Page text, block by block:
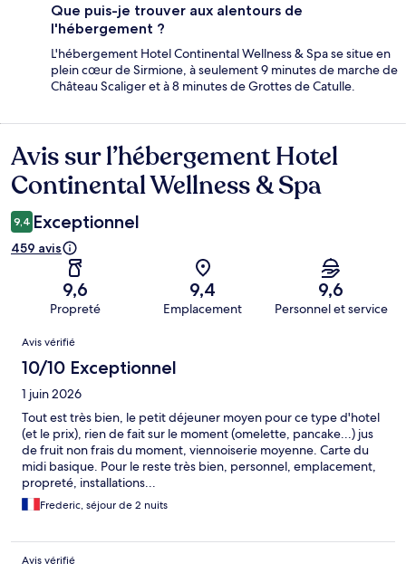
Que puis-je trouver aux alentours de
l'hébergement ?
L'hébergement Hotel Continental Wellness & Spa se situe en
plein cœur de Sirmione, à seulement 9 minutes de marche de
Château Scaliger et à 8 minutes de Grottes de Catulle.
Avis
Avis sur l’hébergement Hotel
Continental Wellness & Spa
9,4 Exceptionnel
459 avis
9,6
Propreté
9,4
Emplacement
9,6
Personnel et service
Avis
Avis vérifié
10/10 Exceptionnel
1 juin 2026
Tout est très bien, le petit déjeuner moyen pour ce type d'hotel
(et le prix), rien de fait sur le moment (omelette, pancake...) jus
de fruit non frais du moment, viennoiserie moyenne. Carte du
midi basique. Pour le reste très bien, personnel, emplacement,
propreté, installations...
Frederic, séjour de 2 nuits
Avis vérifié